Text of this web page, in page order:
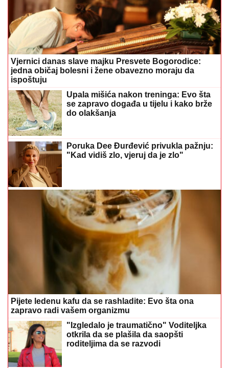
Vjernici danas slave majku Presvete Bogorodice:
jedna običaj bolesni i žene obavezno moraju da
ispoštuju
Upala mišića nakon treninga: Evo šta
se zapravo događa u tijelu i kako brže
do olakšanja
Poruka Dee Đurđević privukla pažnju:
"Kad vidiš zlo, vjeruj da je zlo"
Pijete ledenu kafu da se rashladite: Evo šta ona
zapravo radi vašem organizmu
"Izgledalo je traumatično" Voditeljka
otkrila da se plašila da saopšti
roditeljima da se razvodi